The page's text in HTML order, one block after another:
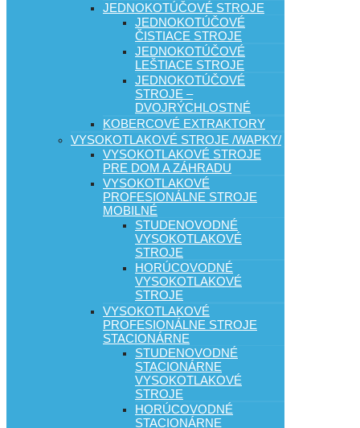
JEDNOKOTÚČOVÉ STROJE
JEDNOKOTÚČOVÉ
ČISTIACE STROJE
JEDNOKOTÚČOVÉ
LEŠTIACE STROJE
JEDNOKOTÚČOVÉ
STROJE –
DVOJRÝCHLOSTNÉ
KOBERCOVÉ EXTRAKTORY
VYSOKOTLAKOVÉ STROJE /WAPKY/
VYSOKOTLAKOVÉ STROJE
PRE DOM A ZÁHRADU
VYSOKOTLAKOVÉ
PROFESIONÁLNE STROJE
MOBILNÉ
STUDENOVODNÉ
VYSOKOTLAKOVÉ
STROJE
HORÚCOVODNÉ
VYSOKOTLAKOVÉ
STROJE
VYSOKOTLAKOVÉ
PROFESIONÁLNE STROJE
STACIONÁRNE
STUDENOVODNÉ
STACIONÁRNE
VYSOKOTLAKOVÉ
STROJE
HORÚCOVODNÉ
STACIONÁRNE